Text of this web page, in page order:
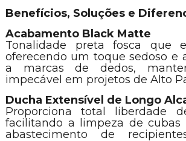
Benefícios, Soluções e
Acabamento Black Matte
Tonalidade preta fosca que
oferecendo um toque sedoso e
a marcas de dedos,
impecável em projetos de Alto
Ducha Extensível de Longo
Proporciona total liberdade
facilitando a limpeza de cubas
abastecimento de